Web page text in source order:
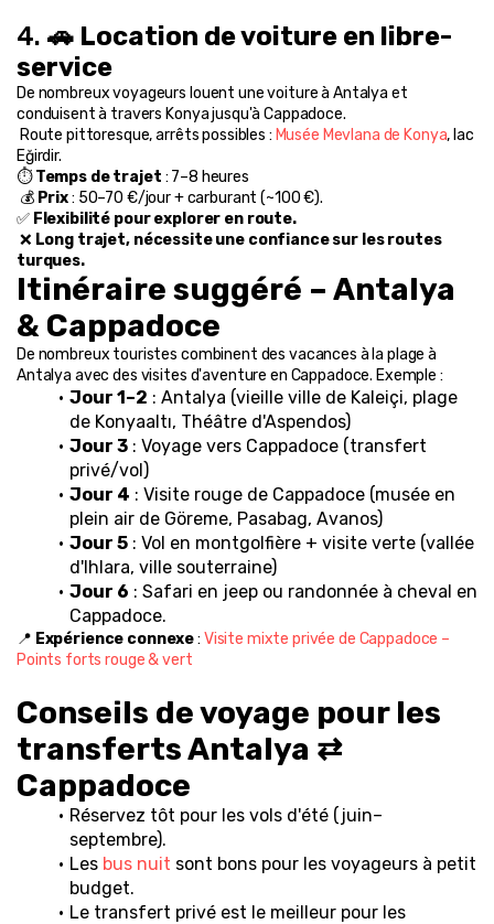
4. 🚗 Location de voiture en libre-
service
De nombreux voyageurs louent une voiture à Antalya et
conduisent à travers Konya jusqu'à Cappadoce.
Route pittoresque, arrêts possibles : Musée Mevlana de Konya, lac
Eğirdir.
⏱️ Temps de trajet : 7–8 heures
💰 Prix : 50–70 €/jour + carburant (~100 €).
✅ Flexibilité pour explorer en route.
❌ Long trajet, nécessite une confiance sur les routes
turques.
Itinéraire suggéré – Antalya
& Cappadoce
De nombreux touristes combinent des vacances à la plage à
Antalya avec des visites d'aventure en Cappadoce. Exemple :
Jour 1–2 : Antalya (vieille ville de Kaleiçi, plage
de Konyaaltı, Théâtre d'Aspendos)
Jour 3 : Voyage vers Cappadoce (transfert
privé/vol)
Jour 4 : Visite rouge de Cappadoce (musée en
plein air de Göreme, Pasabag, Avanos)
Jour 5 : Vol en montgolfière + visite verte (vallée
d'Ihlara, ville souterraine)
Jour 6 : Safari en jeep ou randonnée à cheval en
Cappadoce.
📍 Expérience connexe : Visite mixte privée de Cappadoce –
Points forts rouge & vert
Conseils de voyage pour les
transferts Antalya ⇄
Cappadoce
Réservez tôt pour les vols d'été (juin–
septembre).
Les bus nuit sont bons pour les voyageurs à petit
budget.
Le transfert privé est le meilleur pour les